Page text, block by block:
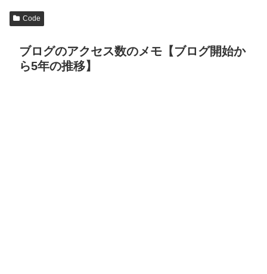
Code
ブログのアクセス数のメモ【ブログ開始か
ら5年の推移】